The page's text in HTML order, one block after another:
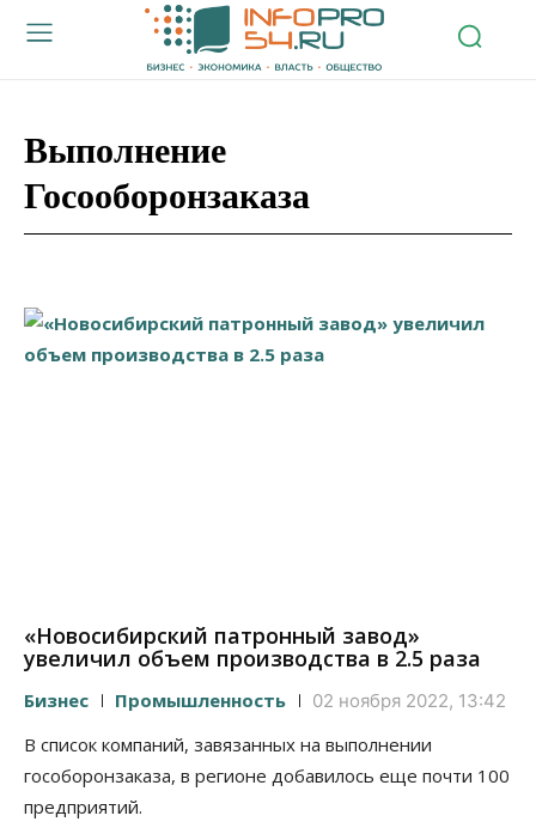
Выполнение
Госооборонзаказа
«Новосибирский патронный завод»
увеличил объем производства в 2.5 раза
Бизнес Промышленность 02 ноября 2022, 13:42
В список компаний, завязанных на выполнении
гособоронзаказа, в регионе добавилось еще почти 100
предприятий.